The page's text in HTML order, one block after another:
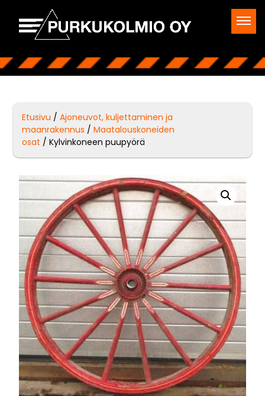
Etusivu /Ajoneuvot, kuljettaminen ja
maanrakennus /Maatalouskoneiden
osat / Kylvinkoneen puupyörä